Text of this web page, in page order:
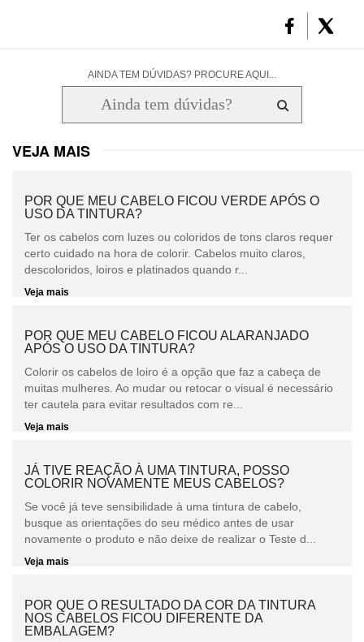
AINDA TEM DÚVIDAS? PROCURE AQUI...
VEJA MAIS
POR QUE MEU CABELO FICOU VERDE APÓS O
USO DA TINTURA?
Ter os cabelos com luzes ou coloridos de tons claros requer
certo cuidado na hora de colorir. Cabelos muito claros,
descoloridos, loiros e platinados quando r...
Veja mais
POR QUE MEU CABELO FICOU ALARANJADO
APÓS O USO DA TINTURA?
Colorir os cabelos de loiro é a opção que faz a cabeça de
muitas mulheres. Ao mudar ou retocar o visual é necessário
ter cautela para evitar resultados com re...
Veja mais
JÁ TIVE REAÇÃO À UMA TINTURA, POSSO
COLORIR NOVAMENTE MEUS CABELOS?
Se você já teve sensibilidade à uma tintura de cabelo,
busque as orientações do seu médico antes de usar
novamente o produto e não deixe de realizar o Teste d...
Veja mais
POR QUE O RESULTADO DA COR DA TINTURA
NOS CABELOS FICOU DIFERENTE DA
EMBALAGEM?